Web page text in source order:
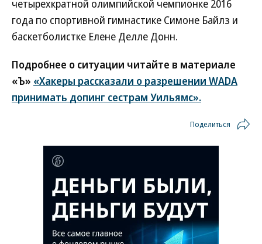
четырехкратной олимпийской чемпионке 2016
года по спортивной гимнастике Симоне Байлз и
баскетболистке Елене Делле Донн.
Подробнее о ситуации читайте в материале
«Ъ» «Хакеры рассказали о разрешении WADA
принимать допинг сестрам Уильямс».
Поделиться